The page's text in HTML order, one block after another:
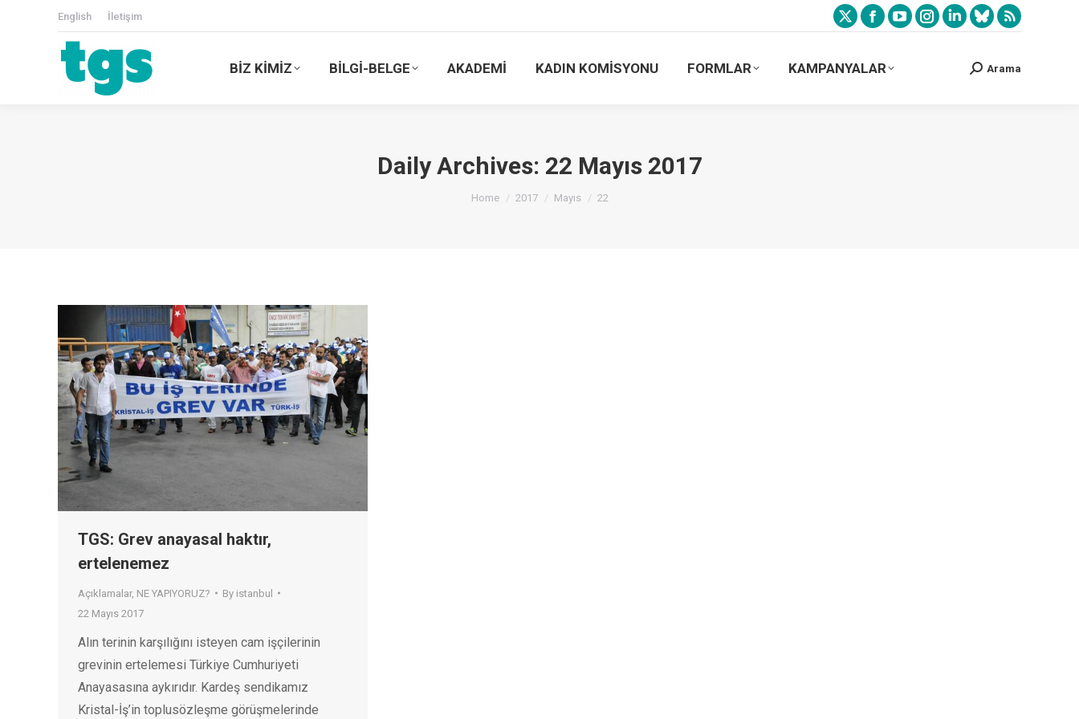
English İletişim
BİZ KİMİZ BİLGİ-BELGE AKADEMİ KADIN KOMİSYONU FORMLAR KAMPANYALAR Arama
Daily Archives: 22 Mayıs 2017
You are here:
Home 2017 Mayıs 22
TGS: Grev anayasal haktır,
ertelenemez
Açıklamalar, NE YAPIYORUZ? By istanbul
22 Mayıs 2017
Alın terinin karşılığını isteyen cam işçilerinin
grevinin ertelemesi Türkiye Cumhuriyeti
Anayasasına aykırıdır. Kardeş sendikamız
Kristal-İş’in toplusözleşme görüşmelerinde